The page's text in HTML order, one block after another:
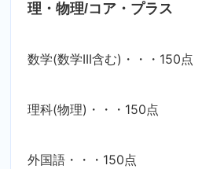
理・物理/コア・プラス
数学(数学III含む)・・・150点
理科(物理)・・・150点
外国語・・・150点